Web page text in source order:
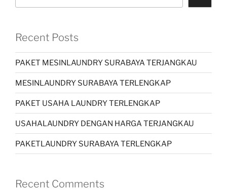
Recent Posts
PAKET MESINLAUNDRY SURABAYA TERJANGKAU
MESINLAUNDRY SURABAYA TERLENGKAP
PAKET USAHA LAUNDRY TERLENGKAP
USAHALAUNDRY DENGAN HARGA TERJANGKAU
PAKETLAUNDRY SURABAYA TERLENGKAP
Recent Comments